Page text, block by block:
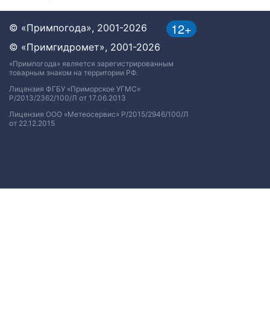
12+
© «Примпогода», 2001-2026
© «Примгидромет», 2001-2026
«Примпогода» является зарегистрированным
товарным знаком на территории РФ.
Лицензия ФГБУ «Приморское УГМС»
Р/2013/2362/100/Л от 17.06.2013
Лицензия ООО «Метеосервис» Р/2015/2946/100/Л
от 22.12.2015